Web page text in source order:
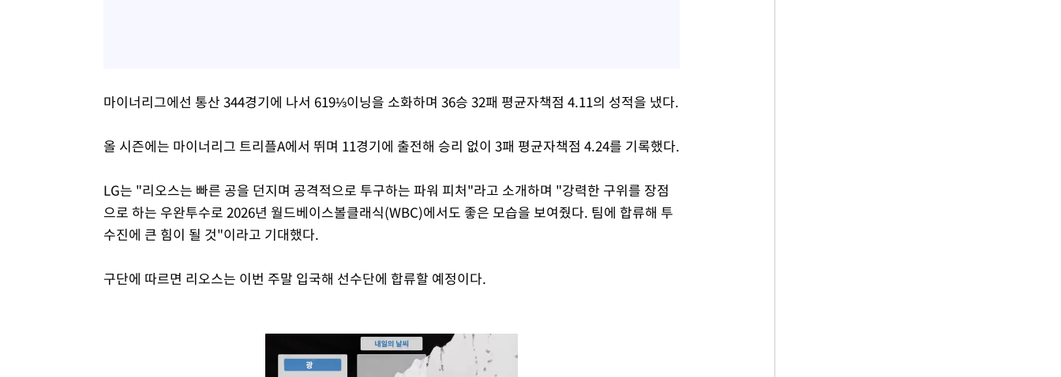
마이너리그에선 통산 344경기에 나서 619⅓이닝을 소화하며 36승 32패 평균자책점 4.11의 성적을 냈다.
올 시즌에는 마이너리그 트리플A에서 뛰며 11경기에 출전해 승리 없이 3패 평균자책점 4.24를 기록했다.
LG는 "리오스는 빠른 공을 던지며 공격적으로 투구하는 파워 피처"라고 소개하며 "강력한 구위를 장점
으로 하는 우완투수로 2026년 월드베이스볼클래식(WBC)에서도 좋은 모습을 보여줬다. 팀에 합류해 투
수진에 큰 힘이 될 것"이라고 기대했다.
구단에 따르면 리오스는 이번 주말 입국해 선수단에 합류할 예정이다.